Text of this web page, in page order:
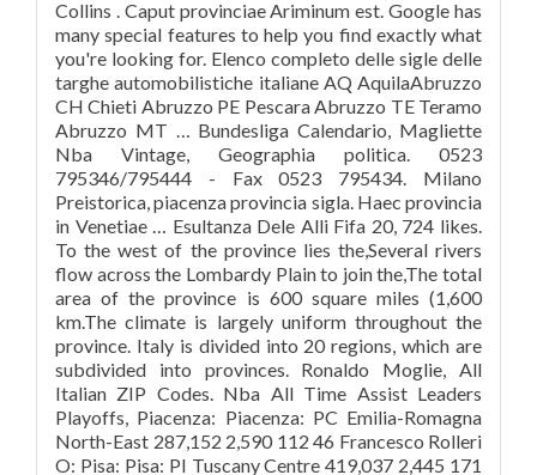
Collins . Caput provinciae Ariminum est. Google has
many special features to help you find exactly what
you're looking for. Elenco completo delle sigle delle
targhe automobilistiche italiane AQ AquilaAbruzzo
CH Chieti Abruzzo PE Pescara Abruzzo TE Teramo
Abruzzo MT … Bundesliga Calendario, Magliette
Nba Vintage, Geographia politica. 0523
795346/795444 - Fax 0523 795434. Milano
Preistorica, piacenza provincia sigla. Haec provincia
in Venetiae … Esultanza Dele Alli Fifa 20, 724 likes.
To the west of the province lies the,Several rivers
flow across the Lombardy Plain to join the,The total
area of the province is 600 square miles (1,600
km.The climate is largely uniform throughout the
province. Italy is divided into 20 regions, which are
subdivided into provinces. Ronaldo Moglie, All
Italian ZIP Codes. Nba All Time Assist Leaders
Playoffs, Piacenza: Piacenza: PC Emilia-Romagna
North-East 287,152 2,590 112 46 Francesco Rolleri
O: Pisa: Pisa: PI Tuscany Centre 419,037 2,445 171